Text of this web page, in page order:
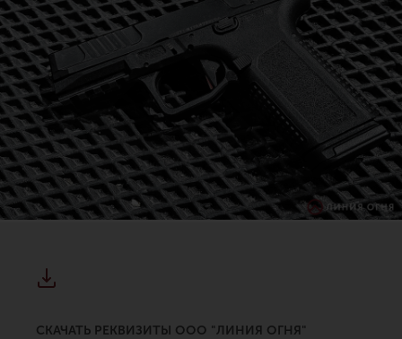
СКАЧАТЬ РЕКВИЗИТЫ ООО "ЛИНИЯ ОГНЯ"